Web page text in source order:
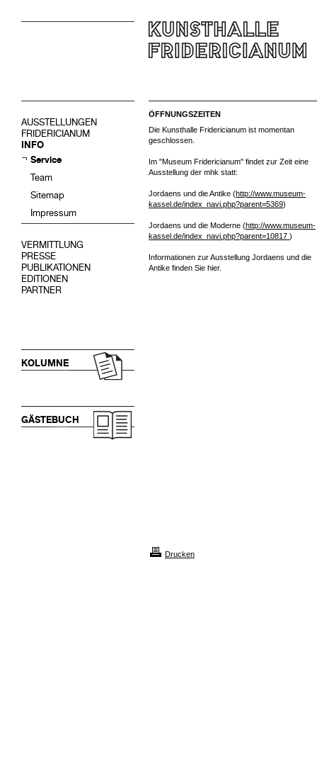
AUSSTELLUNGEN
FRIDERICIANUM
INFO
Service
Team
Sitemap
Impressum
VERMITTLUNG
PRESSE
PUBLIKATIONEN
EDITIONEN
PARTNER
KOLUMNE
GÄSTEBUCH
ÖFFNUNGSZEITEN
Die Kunsthalle Fridericianum ist momentan
geschlossen.
Im "Museum Fridericianum" findet zur Zeit eine
Ausstellung der mhk statt:
Jordaens und die Antike (http://www.museum-
kassel.de/index_navi.php?parent=5369)
Jordaens und die Moderne (http://www.museum-
kassel.de/index_navi.php?parent=10817 )
Informationen zur Ausstellung Jordaens und die
Antike finden Sie hier.
Drucken